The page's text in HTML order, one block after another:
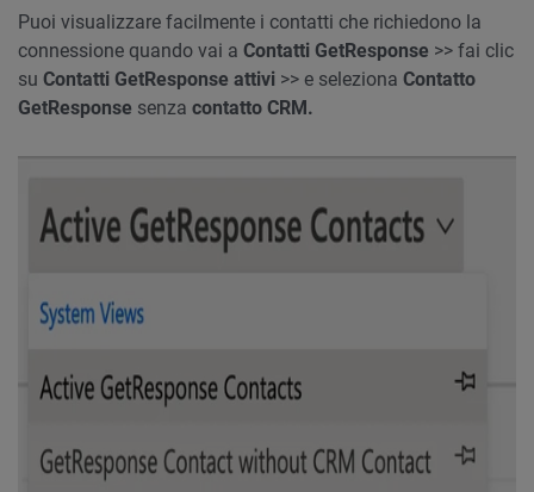
Puoi visualizzare facilmente i contatti che richiedono la
connessione quando vai a Contatti GetResponse >> fai clic
su Contatti GetResponse attivi >> e seleziona Contatto
GetResponse senza contatto CRM.